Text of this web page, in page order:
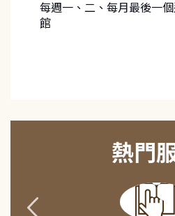
每週一、二、每月最後一
館
熱門